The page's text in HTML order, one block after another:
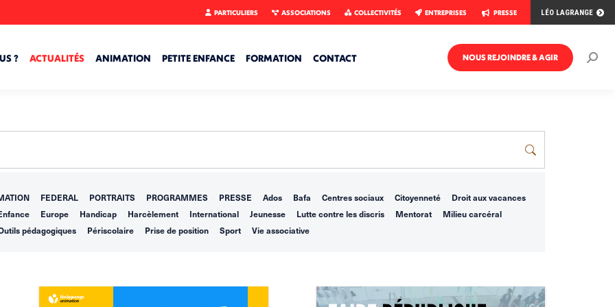
PARTICULIERS ASSOCIATIONS COLLECTIVITÉS ENTREPRISES PRESSE LÉO LAGRANGE
? ACTUALITÉS ANIMATION PETITE ENFANCE FORMATION CONTACT NOUS REJOINDRE & AGIR
FEDERAL PORTRAITS PROGRAMMES PRESSE Ados Bafa Centres sociaux Citoyenneté
Droit aux vacances
Europe Handicap Harcèlement International Jeunesse Lutte contre les discris Mentorat
Milieu carcéral
pédagogiques
Périscolaire Prise de position Sport Vie associative